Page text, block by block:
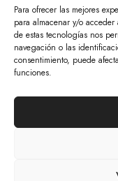
Para ofrecer las mejores
para almacenar y/o
de estas tecnologías nos
navegación o las
consentimiento, puede
funciones.
Acceso
¿Olvidaste la
©
Aviso Legal